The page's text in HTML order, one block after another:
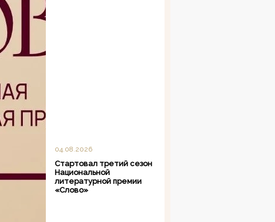
04.08.2026
Стартовал третий сезон
Национальной
литературной премии
«Слово»